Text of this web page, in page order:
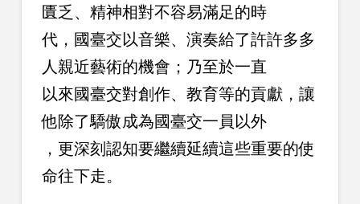
匱乏、精神相對不容易滿足的時
代，國臺交以音樂、演奏給了許許多多
人親近藝術的機會；乃至於一直
以來國臺交對創作、教育等的貢獻，讓
他除了驕傲成為國臺交一員以外
，更深刻認知要繼續延續這些重要的使
命往下走。